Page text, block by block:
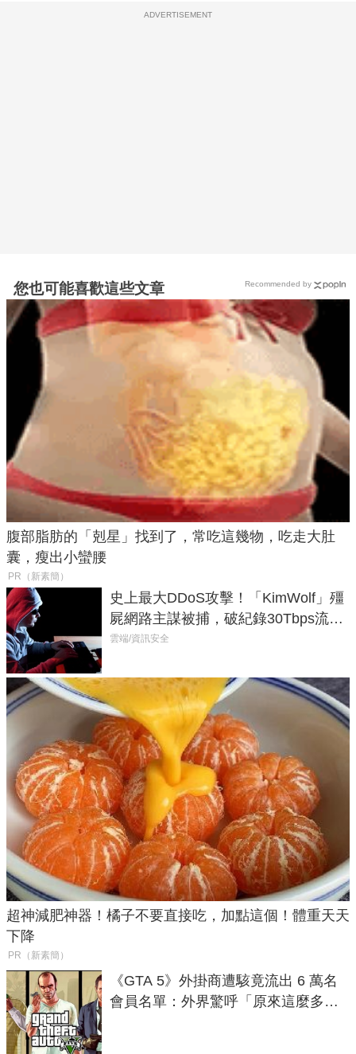
ADVERTISEMENT
您也可能喜歡這些文章
腹部脂肪的「剋星」找到了，常吃這幾物，吃走大肚
囊，瘦出小蠻腰
PR（新素簡）
史上最大DDoS攻擊！「KimWolf」殭
屍網路主謀被捕，破紀錄30Tbps流量
癱瘓全球！
雲端/資訊安全
超神減肥神器！橘子不要直接吃，加點這個！體重天天
下降
PR（新素簡）
《GTA 5》外掛商遭駭竟流出 6 萬名
會員名單：外界驚呼「原來這麼多人
Recommended by